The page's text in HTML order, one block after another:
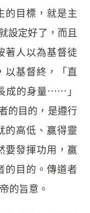
的目標，就是主
設定好了，而且
著人以為基督徒
以基督終，「直
成的身量⋯⋯」
的目的，是遵行
的高低、贏得靈
要發揮功用，贏
的目的。傳道者
的旨意。